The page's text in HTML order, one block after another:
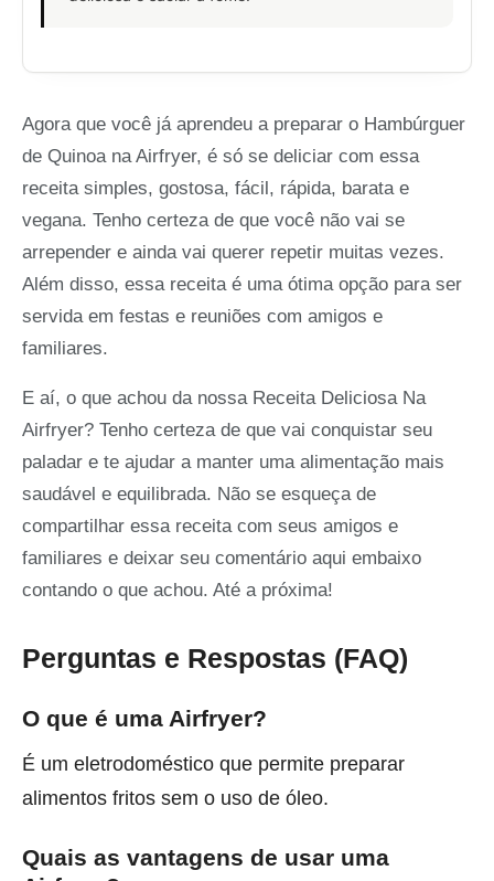
Agora que você já aprendeu a preparar o Hambúrguer
de Quinoa na Airfryer, é só se deliciar com essa
receita simples, gostosa, fácil, rápida, barata e
vegana. Tenho certeza de que você não vai se
arrepender e ainda vai querer repetir muitas vezes.
Além disso, essa receita é uma ótima opção para ser
servida em festas e reuniões com amigos e
familiares.
E aí, o que achou da nossa Receita Deliciosa Na
Airfryer? Tenho certeza de que vai conquistar seu
paladar e te ajudar a manter uma alimentação mais
saudável e equilibrada. Não se esqueça de
compartilhar essa receita com seus amigos e
familiares e deixar seu comentário aqui embaixo
contando o que achou. Até a próxima!
Perguntas e Respostas (FAQ)
O que é uma Airfryer?
É um eletrodoméstico que permite preparar
alimentos fritos sem o uso de óleo.
Quais as vantagens de usar uma